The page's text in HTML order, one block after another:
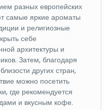
разных европейских
самые яркие ароматы
и религиозные
себе
архитектуры и
Затем, благодаря
других стран,
можно посетить
где рекомендуется
и вкусным кофе.